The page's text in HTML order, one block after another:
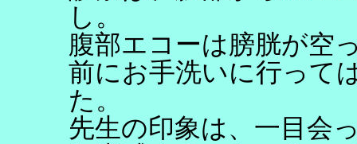
し。
腹部エコーは膀胱が空
前にお手洗いに行って
た。
先生の印象は、一目会